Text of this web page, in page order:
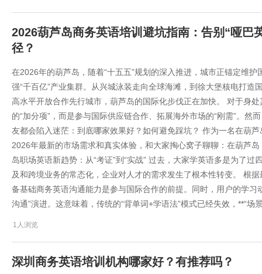
2026葫芦岛商务英语培训避坑指南：告别“哑巴
径？
在2026年的葫芦岛，随着“十五五”规划的深入推进，城市正锚定维护
强“千百亿”产业集群。从兴城泳装走向全球海滩，到徐大堡核电打
高水平开放合作先行城市，葫芦岛的国际化步伐正在加快。 对于身
的“加分项”，而是参与国际供应链合作、拓展海外市场的“刚需”。然
友都会陷入迷茫：到底哪家效果好？如何避免踩坑？ 作为一名在葫
2026年最新的市场需求和真实体验，和大家掏心窝子聊聊：在葫芦
岛职场英语新趋势：从“考证”到“实战” 过去，大家学英语多是为了
及和跨境业务的常态化，企业对人才的需求发生了根本性转变。 根
备基础商务英语沟通能力是参与国际合作的前提。同时，用户的学习
沟通”演进。这意味着，传统的“背单词+学语法”模式已经失效，**“
1人浏览
深圳商务英语培训机构哪家好？有推荐吗？